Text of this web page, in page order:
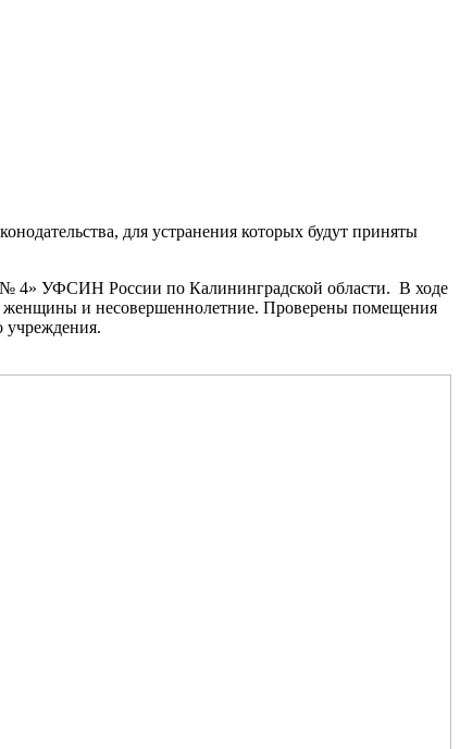
для устранения которых будут приняты
№ 4» УФСИН России по Калининградской области. В ходе
женщины и несовершеннолетние. Проверены помещения
учреждения.